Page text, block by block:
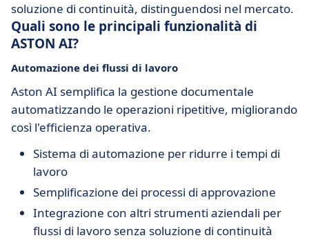
soluzione di continuità, distinguendosi nel mercato.
Quali sono le principali funzionalità di
ASTON AI?
Automazione dei flussi di lavoro
Aston AI semplifica la gestione documentale
automatizzando le operazioni ripetitive, migliorando
così l'efficienza operativa.
Sistema di automazione per ridurre i tempi di
lavoro
Semplificazione dei processi di approvazione
Integrazione con altri strumenti aziendali per
flussi di lavoro senza soluzione di continuità